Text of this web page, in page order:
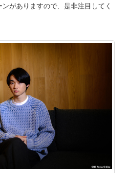
がありますので、是非注目してく